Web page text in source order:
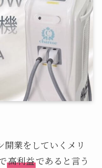
業をしていくメリ
高利益であると言う